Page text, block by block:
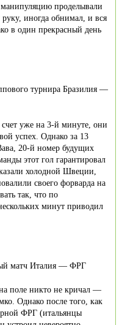
проделывали
иногда обнимал, и вся
в один прекрасный день
турнира Бразилия —
уже на 3-й минуте, они
успех. Однако за 13
20-й номер будущих
этот гол гарантировал
холодной Швеции,
своего форварда на
так, что по
минут приводил
матч Италия — ФРГ
поле никто не кричал —
Однако после того, как
ФРГ (итальянцы